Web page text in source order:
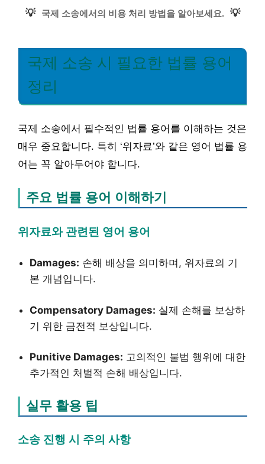
💡 국제 소송에서의 비용 처리 방법을 알아보세요. 💡
국제 소송 시 필요한 법률 용어
정리
국제 소송에서 필수적인 법률 용어를 이해하는 것은
매우 중요합니다. 특히 ‘위자료’와 같은 영어 법률 용
어는 꼭 알아두어야 합니다.
주요 법률 용어 이해하기
위자료와 관련된 영어 용어
Damages: 손해 배상을 의미하며, 위자료의 기
본 개념입니다.
Compensatory Damages: 실제 손해를 보상하
기 위한 금전적 보상입니다.
Punitive Damages: 고의적인 불법 행위에 대한
추가적인 처벌적 손해 배상입니다.
실무 활용 팁
소송 진행 시 주의 사항